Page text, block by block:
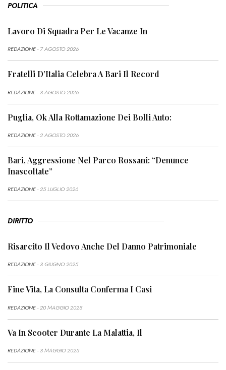
POLITICA
Lavoro Di Squadra Per Le Vacanze In
REDAZIONE- 7 AGOSTO 2026
Fratelli D’Italia Celebra A Bari Il Record
REDAZIONE- 3 AGOSTO 2026
Puglia, Ok Alla Rottamazione Dei Bolli Auto:
REDAZIONE- 2 AGOSTO 2026
Bari, Aggressione Nel Parco Rossani: “Denunce
Inascoltate”
REDAZIONE- 25 LUGLIO 2026
DIRITTO
Risarcito Il Vedovo Anche Del Danno Patrimoniale
REDAZIONE- 3 GIUGNO 2025
Fine Vita, La Consulta Conferma I Casi
REDAZIONE- 20 MAGGIO 2025
Va In Scooter Durante La Malattia, Il
REDAZIONE- 3 MAGGIO 2025